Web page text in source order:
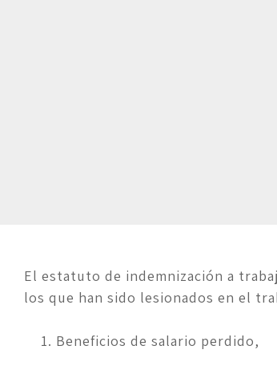
El estatuto de indemnización a
los que han sido lesionados en el
Beneficios de salario perdido,